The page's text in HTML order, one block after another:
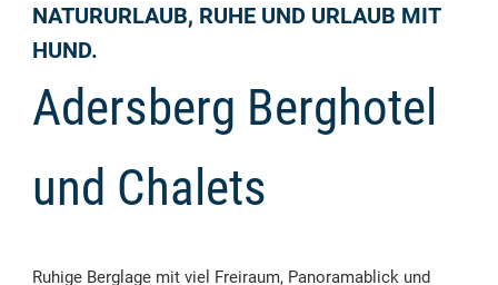
NATURURLAUB, RUHE UND URLAUB MIT
HUND.
Adersberg Berghotel
und Chalets
Ruhige Berglage mit viel Freiraum, Panoramablick und